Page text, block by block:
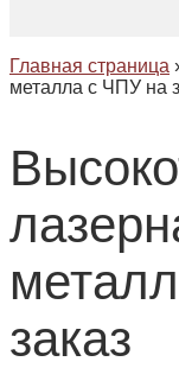
Главная страница
металла с ЧПУ на
заказ